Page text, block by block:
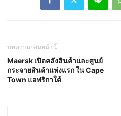
บทความก่อนหน้านี้
Maersk เปิดคลังสินค้าและศูนย์
กระจายสินค้าแห่งแรก ใน Cape
Town แอฟริกาใต้